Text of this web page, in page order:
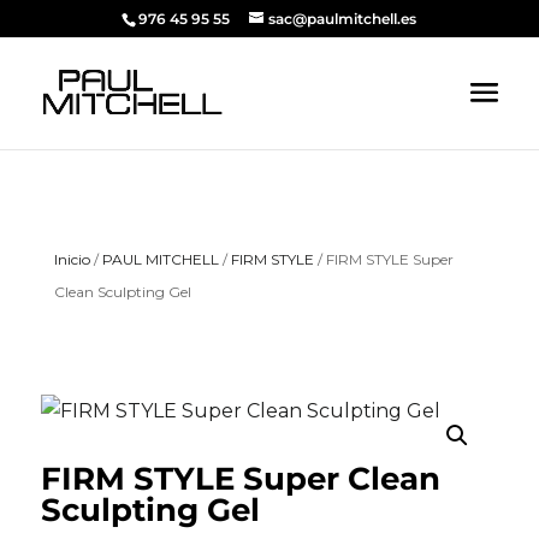
976 45 95 55 sac@paulmitchell.es
Inicio/ PAUL MITCHELL/ FIRM STYLE / FIRM STYLE Super
Clean Sculpting Gel
FIRM STYLE Super Clean
Sculpting Gel